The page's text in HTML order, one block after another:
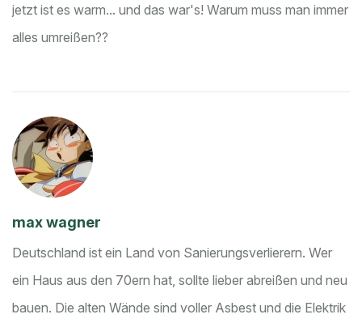
jetzt ist es warm... und das war's! Warum muss man immer
alles umreißen??
max wagner
Deutschland ist ein Land von Sanierungsverlierern. Wer
ein Haus aus den 70ern hat, sollte lieber abreißen und neu
bauen. Die alten Wände sind voller Asbest und die Elektrik